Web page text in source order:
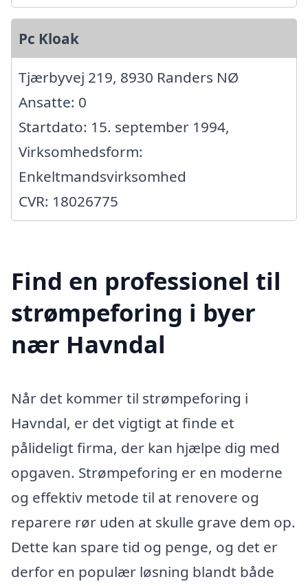
Pc Kloak
Tjærbyvej 219, 8930 Randers NØ
Ansatte: 0
Startdato: 15. september 1994,
Virksomhedsform:
Enkeltmandsvirksomhed
CVR: 18026775
Find en professionel til
strømpeforing i byer
nær Havndal
Når det kommer til strømpeforing i
Havndal, er det vigtigt at finde et
pålideligt firma, der kan hjælpe dig med
opgaven. Strømpeforing er en moderne
og effektiv metode til at renovere og
reparere rør uden at skulle grave dem op.
Dette kan spare tid og penge, og det er
derfor en populær løsning blandt både